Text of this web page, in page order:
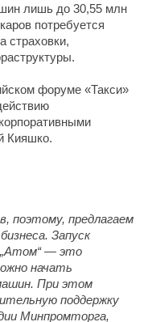
лишь до 30,55 млн
потребуется
страховки,
форуме «Такси»
Кияшко.
поэтому, предлагаем
Запуск
„Атом“ — это
начать
При этом
поддержку
Минпромторга,